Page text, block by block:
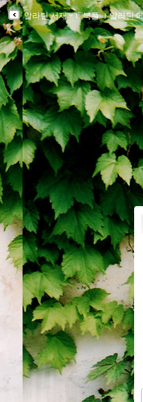
알라딘 서재 ｌ북플ｌ알라딘